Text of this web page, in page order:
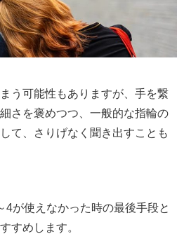
う可能性もありますが、手を繋
さを褒めつつ、一般的な指輪の
て、さりげなく聞き出すことも
4が使えなかった時の最後手段と
すめします。